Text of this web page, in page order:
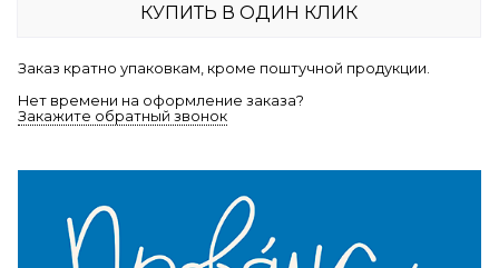
КУПИТЬ В ОДИН КЛИК
Заказ кратно упаковкам, кроме поштучной продукции.
Нет времени на оформление заказа?
Закажите обратный звонок